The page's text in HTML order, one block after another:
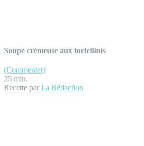
Soupe crémeuse aux tortellinis
(Commenter)
25 min.
Recette par La Rédaction